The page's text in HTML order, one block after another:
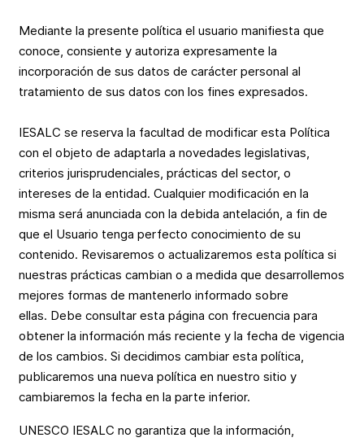
Mediante la presente política el usuario manifiesta que
conoce, consiente y autoriza expresamente la
incorporación de sus datos de carácter personal al
tratamiento de sus datos con los fines expresados.
IESALC se reserva la facultad de modificar esta Política
con el objeto de adaptarla a novedades legislativas,
criterios jurisprudenciales, prácticas del sector, o
intereses de la entidad. Cualquier modificación en la
misma será anunciada con la debida antelación, a fin de
que el Usuario tenga perfecto conocimiento de su
contenido. Revisaremos o actualizaremos esta política si
nuestras prácticas cambian o a medida que desarrollemos
mejores formas de mantenerlo informado sobre
ellas. Debe consultar esta página con frecuencia para
obtener la información más reciente y la fecha de vigencia
de los cambios. Si decidimos cambiar esta política,
publicaremos una nueva política en nuestro sitio y
cambiaremos la fecha en la parte inferior.
UNESCO IESALC no garantiza que la información,